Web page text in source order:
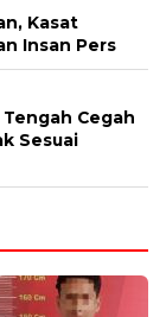
Kasat
Insan Pers
Cegah
Sesuai